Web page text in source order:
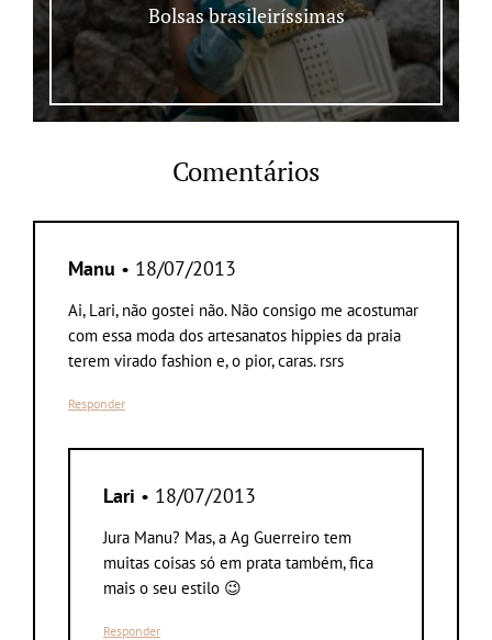
Bolsas brasileiríssimas
Comentários
Manu • 18/07/2013
Ai, Lari, não gostei não. Não consigo me acostumar
com essa moda dos artesanatos hippies da praia
terem virado fashion e, o pior, caras. rsrs
Responder
Lari • 18/07/2013
Jura Manu? Mas, a Ag Guerreiro tem
muitas coisas só em prata também, fica
mais o seu estilo 😉
Responder